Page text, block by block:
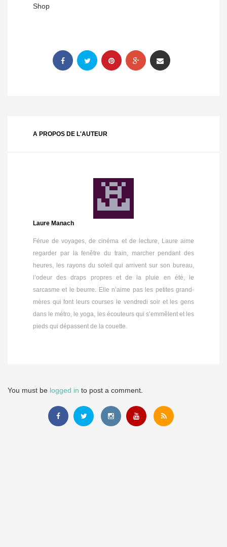
Shop
A PROPOS DE L'AUTEUR
Laure Manach
Férue de voyages, de cinéma et de lecture, Laure aime
regarder par la fenêtre du train, marcher pendant des
heures, les rayons du soleil qui arrivent sur son bureau,
l’odeur des draps propres et de la pluie en été, le
sarcasme et le beurre. Elle n’aime pas les petites grand-
mères qui font leurs courses le vendredi soir et les gens
dans le métro, le yoga, les écouteurs qui s’emmêlent et les
pieds qui dépassent de la couette.
You must be logged in to post a comment.